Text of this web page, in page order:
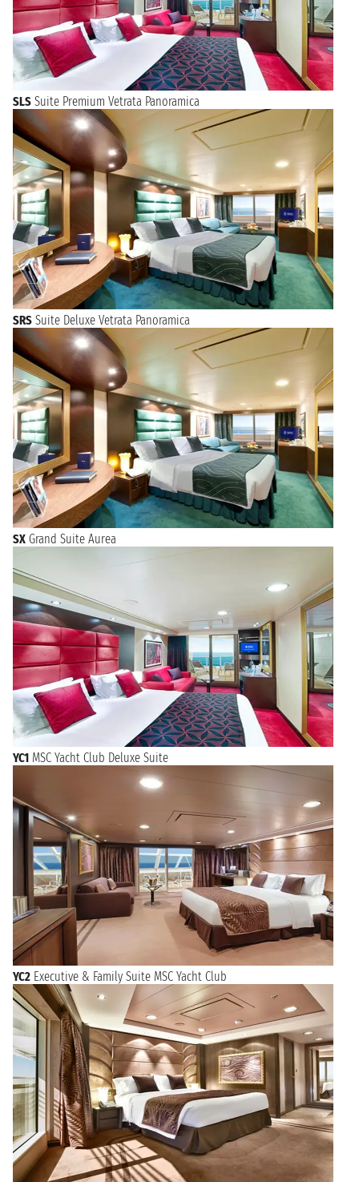
SLS Suite Premium Vetrata Panoramica
SRS Suite Deluxe Vetrata Panoramica
SX Grand Suite Aurea
YC1 MSC Yacht Club Deluxe Suite
YC2 Executive & Family Suite MSC Yacht Club